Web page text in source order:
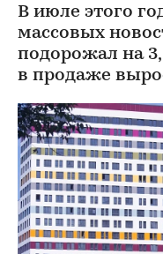
В июле этого
массовых
подорожал на
в продаже